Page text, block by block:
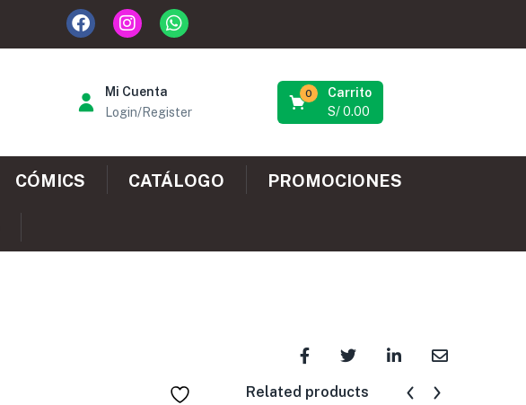
Mi Cuenta
Login/Register
Carrito
0
S/0.00
CÓMICS CATÁLOGO PROMOCIONES
Related products